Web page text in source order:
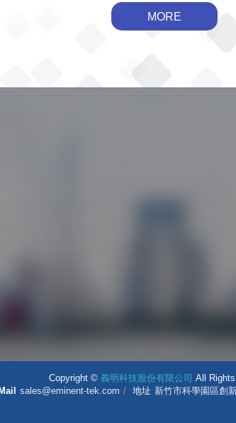
MORE
Copyright © 義明科技股份有限公司 All
Mail sales@eminent-tek.com 地址 新竹市科學園區創